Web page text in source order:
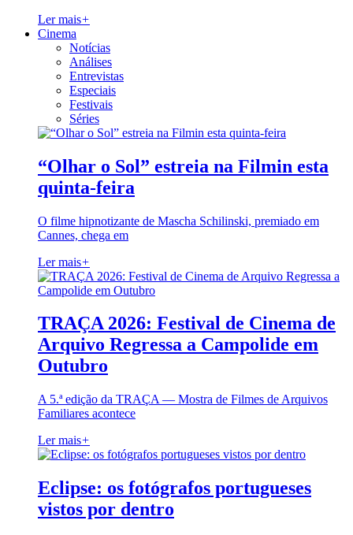
Ler mais+
Cinema
Notícias
Análises
Entrevistas
Especiais
Festivais
Séries
“Olhar o Sol” estreia na Filmin esta
quinta-feira
O filme hipnotizante de Mascha Schilinski, premiado em
Cannes, chega em
Ler mais+
TRAÇA 2026: Festival de Cinema de
Arquivo Regressa a Campolide em
Outubro
A 5.ª edição da TRAÇA — Mostra de Filmes de Arquivos
Familiares acontece
Ler mais+
Eclipse: os fotógrafos portugueses
vistos por dentro